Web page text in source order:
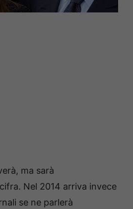
ma sarà
Nel 2014 arriva invece
se ne parlerà